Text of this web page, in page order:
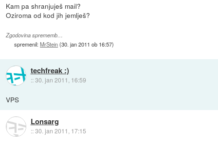
Kam pa shranjuješ mail?
Oziroma od kod jih jemlješ?
Zgodovina sprememb…
spremenil:MrStein(30. jan 2011 ob 16:57)
techfreak :)
::30. jan 2011, 16:59
VPS
Lonsarg
::30. jan 2011, 17:15